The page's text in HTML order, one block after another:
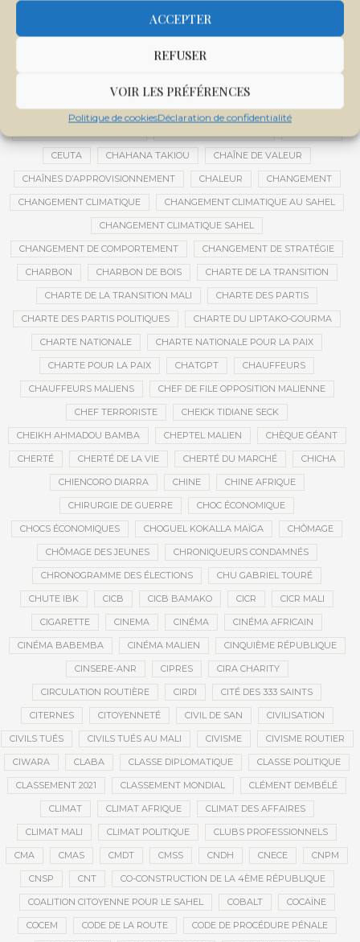
ACCEPTER
REFUSER
VOIR LES PRÉFÉRENCES
Politique de cookiesDéclaration de confidentialité
CENTRE INTERNATIONAL DE CONFÉRENCES DE BAMAKO
CENTRE MALI
CENTRE NATIONAL DES EXAMENS ET CONCOURS DE L’ÉDUCATION
CENTRES DE DONNÉES CERCLE DE RÉFLEXION À DISTANCE
CÉRÉALES CÉRÉALES RUSSES CÉRÉMONIE DE DÉCORATION
CEUTA CHAHANA TAKIOU CHAÎNE DE VALEUR
CHAÎNES D’APPROVISIONNEMENT CHALEUR CHANGEMENT
CHANGEMENT CLIMATIQUE CHANGEMENT CLIMATIQUE AU SAHEL
CHANGEMENT CLIMATIQUE SAHEL
CHANGEMENT DE COMPORTEMENT CHANGEMENT DE STRATÉGIE
CHARBON CHARBON DE BOIS CHARTE DE LA TRANSITION
CHARTE DE LA TRANSITION MALI CHARTE DES PARTIS
CHARTE DES PARTIS POLITIQUES CHARTE DU LIPTAKO-GOURMA
CHARTE NATIONALE CHARTE NATIONALE POUR LA PAIX
CHARTE POUR LA PAIX CHATGPT CHAUFFEURS
CHAUFFEURS MALIENS CHEF DE FILE OPPOSITION MALIENNE
CHEF TERRORISTE CHEICK TIDIANE SECK
CHEIKH AHMADOU BAMBA CHEPTEL MALIEN CHÈQUE GÉANT
CHERTÉ CHERTÉ DE LA VIE CHERTÉ DU MARCHÉ CHICHA
CHIENCORO DIARRA CHINE CHINE AFRIQUE
CHIRURGIE DE GUERRE CHOC ÉCONOMIQUE
CHOCS ÉCONOMIQUES CHOGUEL KOKALLA MAÏGA CHÔMAGE
CHÔMAGE DES JEUNES CHRONIQUEURS CONDAMNÉS
CHRONOGRAMME DES ÉLECTIONS CHU GABRIEL TOURÉ
CHUTE IBK CICB CICB BAMAKO CICR CICR MALI
CIGARETTE CINEMA CINÉMA CINÉMA AFRICAIN
CINÉMA BABEMBA CINÉMA MALIEN CINQUIÈME RÉPUBLIQUE
CINSERE-ANR CIPRES CIRA CHARITY
CIRCULATION ROUTIÈRE CIRDI CITÉ DES 333 SAINTS
CITERNES CITOYENNETÉ CIVIL DE SAN CIVILISATION
CIVILS TUÉS CIVILS TUÉS AU MALI CIVISME CIVISME ROUTIER
CIWARA CLABA CLASSE DIPLOMATIQUE CLASSE POLITIQUE
CLASSEMENT 2021 CLASSEMENT MONDIAL CLÉMENT DEMBÉLÉ
CLIMAT CLIMAT AFRIQUE CLIMAT DES AFFAIRES
CLIMAT MALI CLIMAT POLITIQUE CLUBS PROFESSIONNELS
CMA CMAS CMDT CMSS CNDH CNECE CNPM
CNSP CNT CO-CONSTRUCTION DE LA 4ÈME RÉPUBLIQUE
COALITION CITOYENNE POUR LE SAHEL COBALT COCAÏNE
COCEM CODE DE LA ROUTE CODE DE PROCÉDURE PÉNALE